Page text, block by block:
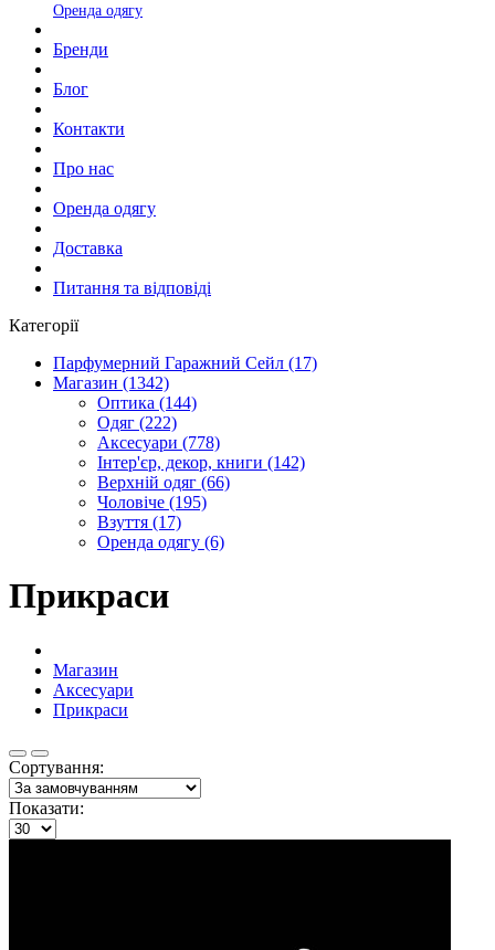
Оренда одягу
Бренди
Блог
Контакти
Про нас
Оренда одягу
Доставка
Питання та відповіді
Категорії
Парфумерний Гаражний Сейл (17)
Магазин (1342)
Оптика (144)
Одяг (222)
Аксесуари (778)
Інтер'єр, декор, книги (142)
Верхній одяг (66)
Чоловіче (195)
Взуття (17)
Оренда одягу (6)
Прикраси
Магазин
Аксесуари
Прикраси
Сортування:
Показати: